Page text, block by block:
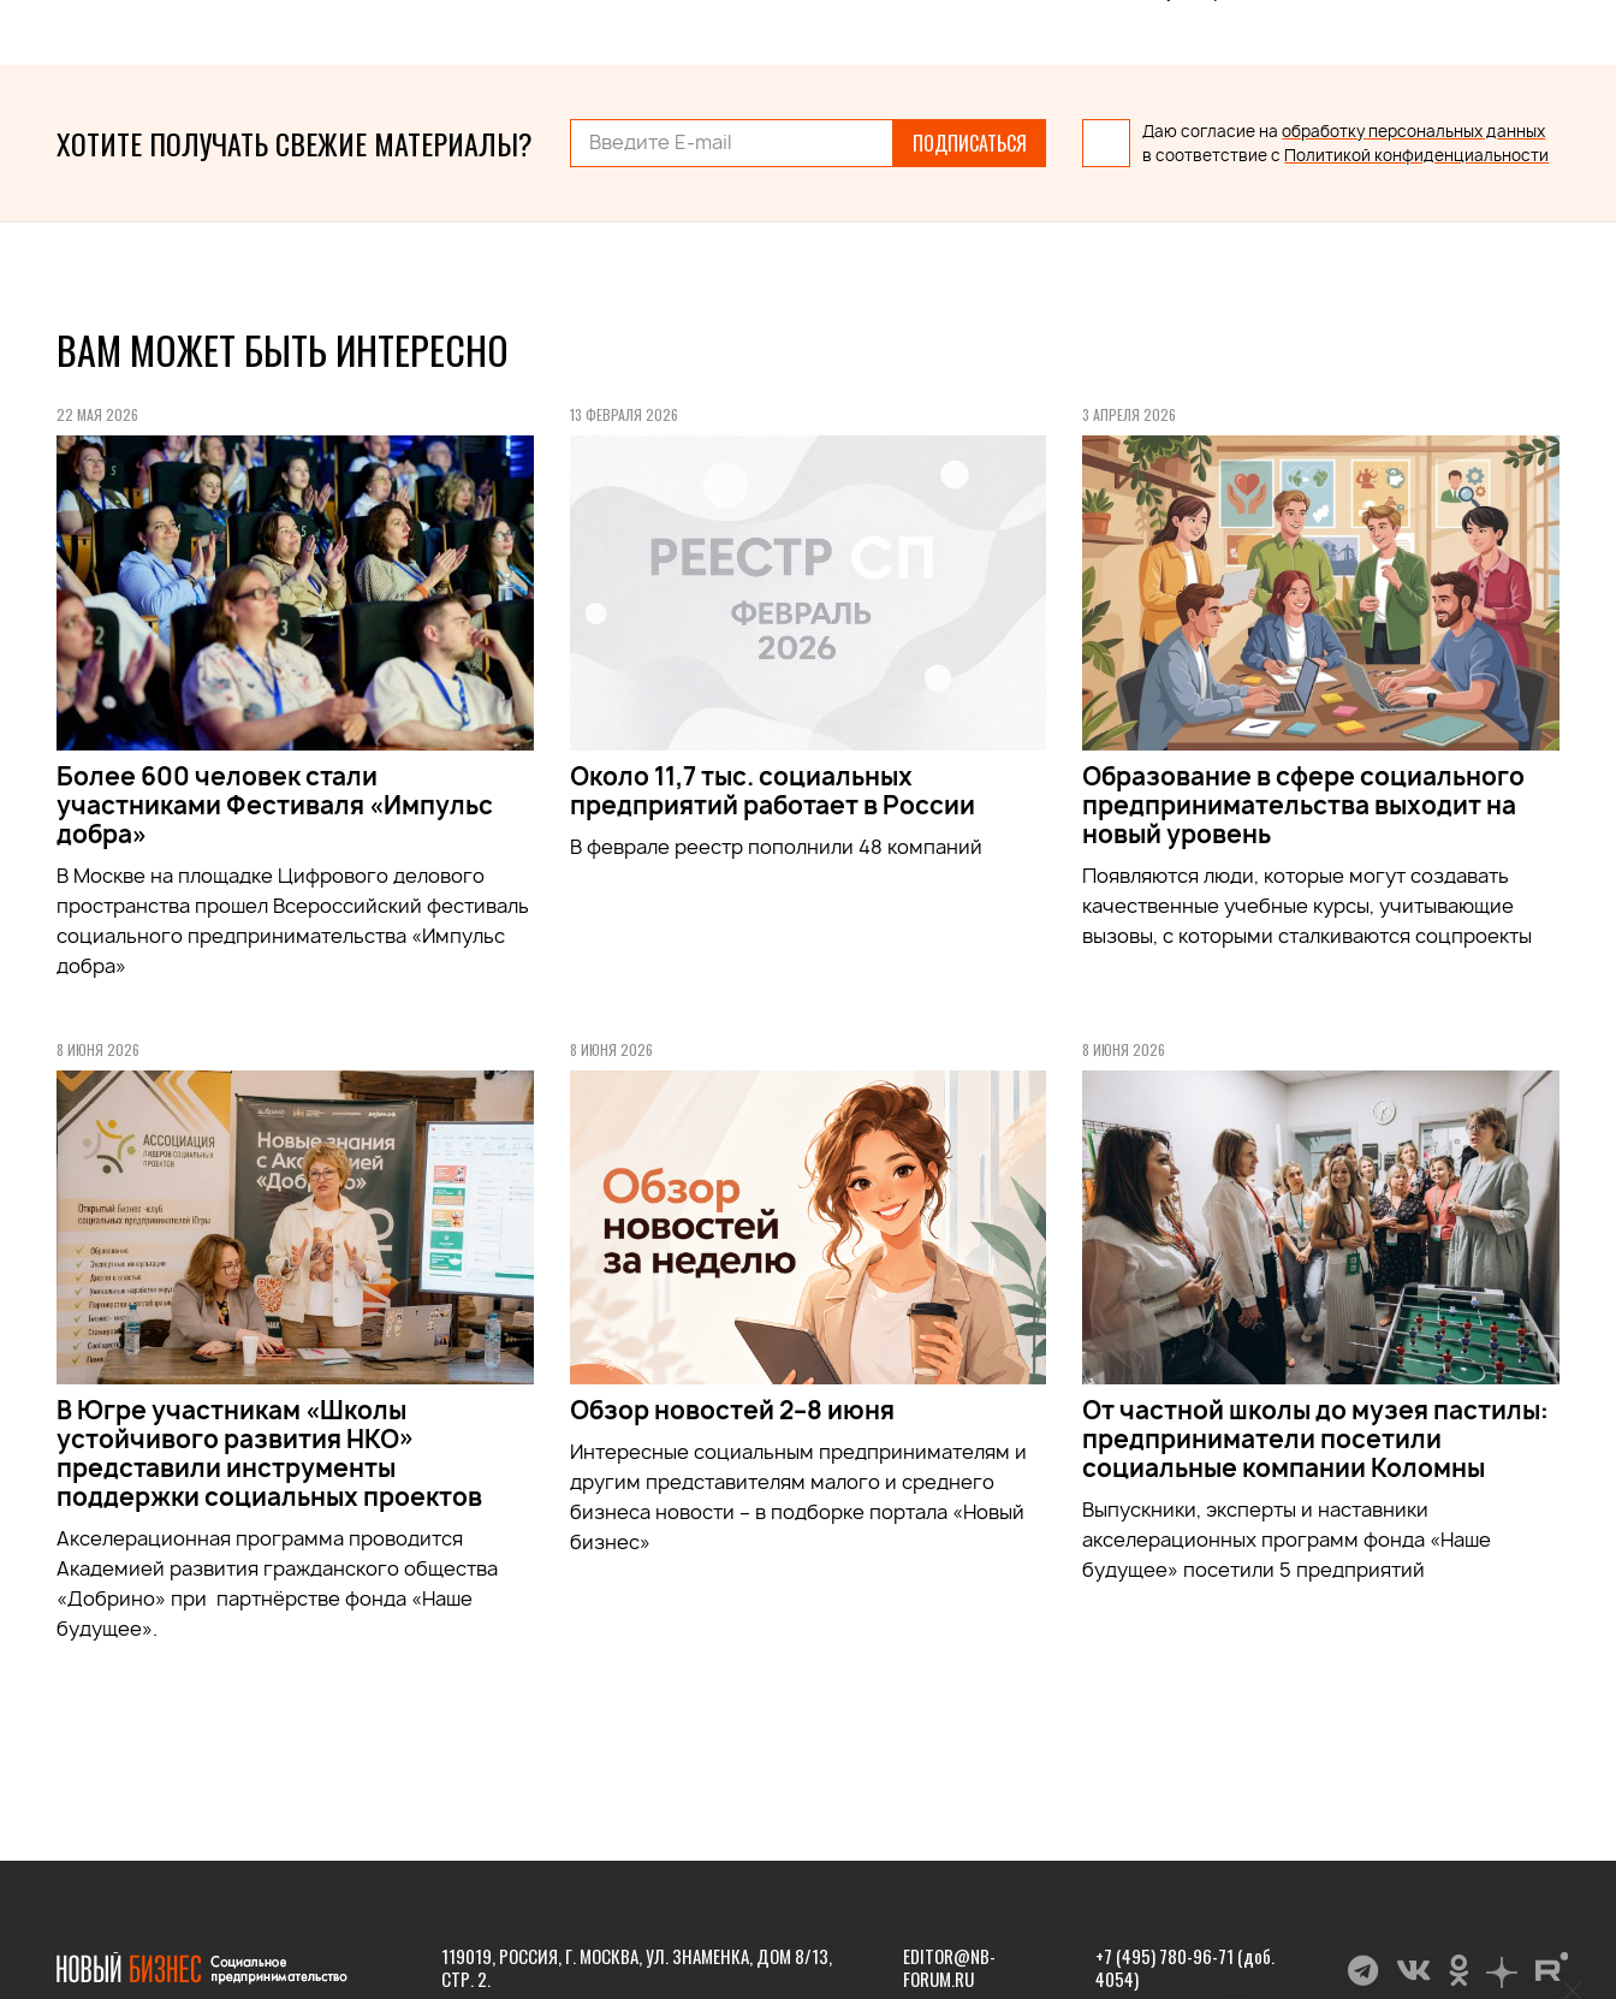
ХОТИТЕ ПОЛУЧАТЬ СВЕЖИЕ МАТЕРИАЛЫ? ПОДПИСАТЬСЯ Даю согласие наобработку персональных данных
в соответствие с Политикой конфиденциальности
ВАМ МОЖЕТ БЫТЬ ИНТЕРЕСНО
22 МАЯ 2026
Более 600 человек стали
участниками Фестиваля «Импульс
добра»
В Москве на площадке Цифрового делового
пространства прошел Всероссийский фестиваль
социального предпринимательства «Импульс
добра»
13 ФЕВРАЛЯ 2026
Около 11,7 тыс. социальных
предприятий работает в России
В феврале реестр пополнили 48 компаний
3 АПРЕЛЯ 2026
Образование в сфере социального
предпринимательства выходит на
новый уровень
Появляются люди, которые могут создавать
качественные учебные курсы, учитывающие
вызовы, с которыми сталкиваются соцпроекты
8 ИЮНЯ 2026
В Югре участникам «Школы
устойчивого развития НКО»
представили инструменты
поддержки социальных проектов
Акселерационная программа проводится
Академией развития гражданского общества
«Добрино» при партнёрстве фонда «Наше
будущее».
8 ИЮНЯ 2026
Обзор новостей 2–8 июня
Интересные социальным предпринимателям и
другим представителям малого и среднего
бизнеса новости – в подборке портала «Новый
бизнес»
8 ИЮНЯ 2026
От частной школы до музея пастилы:
предприниматели посетили
социальные компании Коломны
Выпускники, эксперты и наставники
акселерационных программ фонда «Наше
будущее» посетили 5 предприятий
119019, РОССИЯ, Г. МОСКВА, УЛ. ЗНАМЕНКА, ДОМ 8/13,
СТР. 2.
EDITOR@NB-
FORUM.RU
+7 (495) 780-96-71 (доб.
4054)